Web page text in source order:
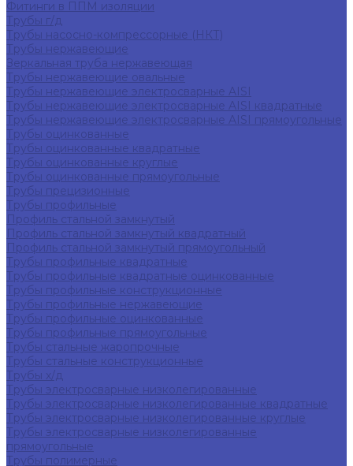
Фитинги в ППМ изоляции
Трубы г/д
Трубы насосно-компрессорные (НКТ)
Трубы нержавеющие
Зеркальная труба нержавеющая
Трубы нержавеющие овальные
Трубы нержавеющие электросварные AISI
Трубы нержавеющие электросварные AISI квадратные
Трубы нержавеющие электросварные AISI прямоугольные
Трубы оцинкованные
Трубы оцинкованные квадратные
Трубы оцинкованные круглые
Трубы оцинкованные прямоугольные
Трубы прецизионные
Трубы профильные
Профиль стальной замкнутый
Профиль стальной замкнутый квадратный
Профиль стальной замкнутый прямоугольный
Трубы профильные квадратные
Трубы профильные квадратные оцинкованные
Трубы профильные конструкционные
Трубы профильные нержавеющие
Трубы профильные оцинкованные
Трубы профильные прямоугольные
Трубы стальные жаропрочные
Трубы стальные конструкционные
Трубы х/д
Трубы электросварные низколегированные
Трубы электросварные низколегированные квадратные
Трубы электросварные низколегированные круглые
Трубы электросварные низколегированные
прямоугольные
Трубы полимерные